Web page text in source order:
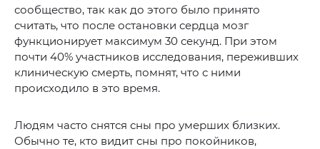
сообщество, так как до этого было принято
считать, что после остановки сердца мозг
функционирует максимум 30 секунд. При этом
почти 40% участников исследования, переживших
клиническую смерть, помнят, что с ними
происходило в это время.
Людям часто снятся сны про умерших близких.
Обычно те, кто видит сны про покойников,